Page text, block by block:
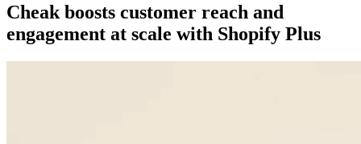
Cheak boosts customer reach and
engagement at scale with Shopify Plus